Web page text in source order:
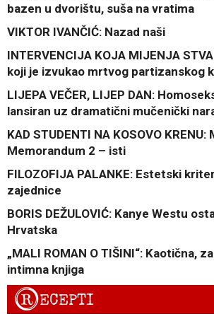
bazen u dvorištu, suša na vratima
VIKTOR IVANČIĆ: Nazad naši
INTERVENCIJA KOJA MIJENJA
koji je izvukao mrtvog partizanskog
LIJEPA VEČER, LIJEP DAN:
lansiran uz dramatični mučenički
KAD STUDENTI NA KOSOVO
Memorandum 2 – isti
FILOZOFIJA PALANKE: Estetski
zajednice
BORIS DEŽULOVIĆ: Kanye Westu
Hrvatska
„MALI ROMAN O TIŠINI“: Kaotična,
intimna knjiga
RECEPTI